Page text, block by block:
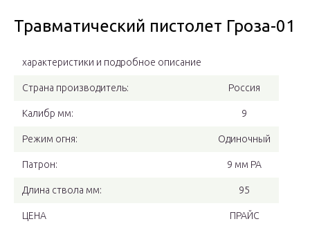
Травматический пистолет Гроза-01
характеристики и подробное описание
Страна производитель: Россия
Калибр мм: 9
Режим огня: Одиночный
Патрон: 9 мм РА
Длина ствола мм: 95
ЦЕНА ПРАЙС